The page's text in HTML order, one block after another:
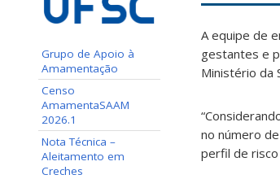
Grupo de Apoio à
Amamentação
Censo
AmamentaSAAM
2026.1
Nota Técnica –
Aleitamento em
Creches
A equipe de
gestantes e
Ministério da
no número
perfil de risco